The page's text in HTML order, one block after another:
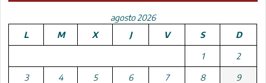
agosto 2026
L
M X J V S D
1 2
3 4 5 6 7 8 9